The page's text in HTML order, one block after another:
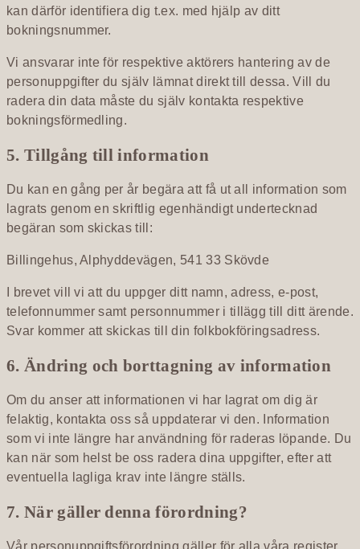
kan därför identifiera dig t.ex. med hjälp av ditt
bokningsnummer.
Vi ansvarar inte för respektive aktörers hantering av de
personuppgifter du själv lämnat direkt till dessa. Vill du
radera din data måste du själv kontakta respektive
bokningsförmedling.
5. Tillgång till information
Du kan en gång per år begära att få ut all information som
lagrats genom en skriftlig egenhändigt undertecknad
begäran som skickas till:
Billingehus, Alphyddevägen, 541 33 Skövde
I brevet vill vi att du uppger ditt namn, adress, e-post,
telefonnummer samt personnummer i tillägg till ditt ärende.
Svar kommer att skickas till din folkbokföringsadress.
6. Ändring och borttagning av information
Om du anser att informationen vi har lagrat om dig är
felaktig, kontakta oss så uppdaterar vi den. Information
som vi inte längre har användning för raderas löpande. Du
kan när som helst be oss radera dina uppgifter, efter att
eventuella lagliga krav inte längre ställs.
7. När gäller denna förordning?